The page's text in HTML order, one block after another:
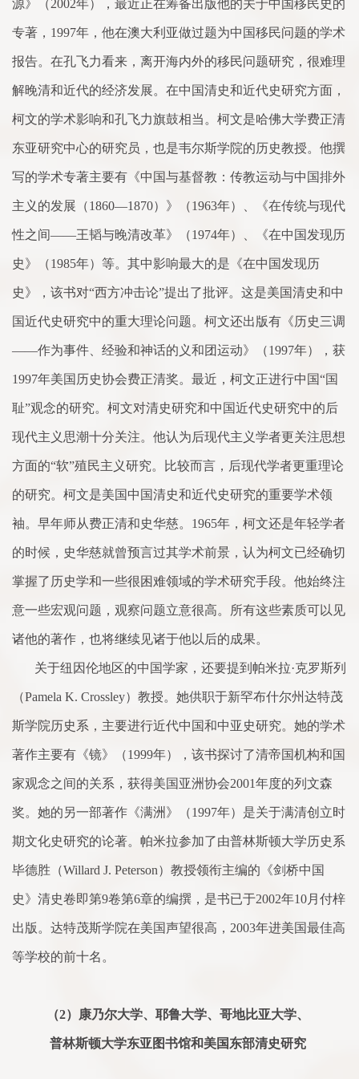
源》（ 2002年），最近正在筹备出版他的关于中国移民史的
专著， 1997年，他在澳大利亚做过题为中国移民问题的学术
报告。在孔飞力看来，离开海内外的移民问题研究，很难理
解晚清和近代的经济发展。在中国清史和近代史研究方面 ，
柯文的学术影响和孔飞力旗鼓相当。柯文是哈佛大学费正清
东亚研究中心的研究员，也是韦尔斯学院的历史教授。他撰
写的学术专著主要有《中国与基督教：传教运动与中国排外
主义的发展（1860—1870）》（1963年）、《在传统与现代
性之间——王韬与晚清改革》（1974年）、《在中国发现历
史》（1985年）等。其中影响最大的是《在中国发现历
史》，该书对“西方冲击论”提出了批评。这是美国清史和中
国近代史研究中的重大理论问题。柯文还出版有《历史三调
——作为事件、经验和神话的义和团运动》（1997年），获
1997年美国历史协会费正清奖。最近，柯文正进行中国“国
耻”观念的研究。柯文对清史研究和中国近代史研究中的后
现代主义思潮十分关注。他认为后现代主义学者更关注思想
方面的“软”殖民主义研究。比较而言，后现代学者更重理论
的研究。柯文是美国中国清史和近代史研究的重要学术领
袖。早年师从费正清和史华慈。 1965年，柯文还是年轻学者
的时候，史华慈就曾预言过其学术前景，认为柯文已经确切
掌握了 历史学和一些很困难领域的学术研究手段。他始终注
意一些宏观问题，观察问题立意很高。所有这些素质可以见
诸他的著作，也将继续见诸于他以后的成果。
关于纽因伦地区的中国学家 ，还要提到帕米拉·克罗斯列
（Pamela K. Crossley）教授。她供职于新罕布什尔州达特茂
斯学院历史系 ，主要进行近代中国和中亚史研究。她的学术
著作主要有《镜》（1999年），该书探讨了清帝国机构和国
家观念之间的关系 ，获得美国亚洲协会2001年度的列文森
奖。她的另一部著作《满洲》（1997年）是关于满清创立时
期文化史研究的论著。帕米拉参加了由普林斯顿大学历史系
毕德胜（Willard J. Peterson）教授领衔主编的《剑桥中国
史》清史卷即第9卷第6章的编撰，是书已于2002年10月付梓
出版。达特茂斯学院在美国声望很高， 2003年进美国最佳高
等学校的前十名。
（2）康乃尔大学、耶鲁大学、哥地比亚大学、
普林斯顿大学东亚图书馆和美国东部清史研究